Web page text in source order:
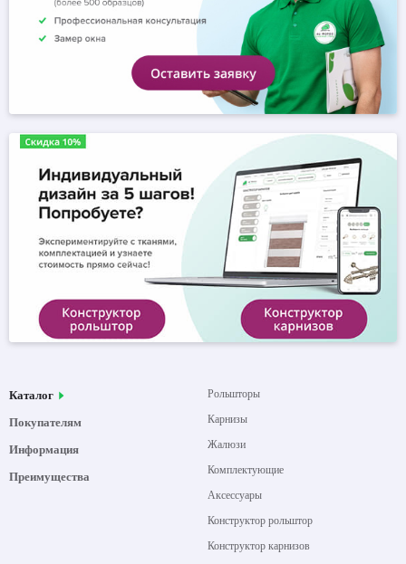
Каталог
Покупателям
Информация
Преимущества
Рольшторы
Карнизы
Жалюзи
Комплектующие
Аксессуары
Конструктор рольштор
Конструктор карнизов